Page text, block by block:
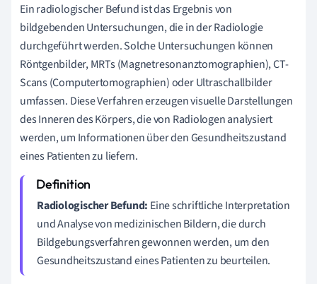
Ein radiologischer Befund ist das Ergebnis von
bildgebenden Untersuchungen, die in der Radiologie
durchgeführt werden. Solche Untersuchungen können
Röntgenbilder, MRTs (Magnetresonanztomographien), CT-
Scans (Computertomographien) oder Ultraschallbilder
umfassen. Diese Verfahren erzeugen visuelle Darstellungen
des Inneren des Körpers, die von Radiologen analysiert
werden, um Informationen über den Gesundheitszustand
eines Patienten zu liefern.
Radiologischer Befund: Eine schriftliche Interpretation
und Analyse von medizinischen Bildern, die durch
Bildgebungsverfahren gewonnen werden, um den
Gesundheitszustand eines Patienten zu beurteilen.